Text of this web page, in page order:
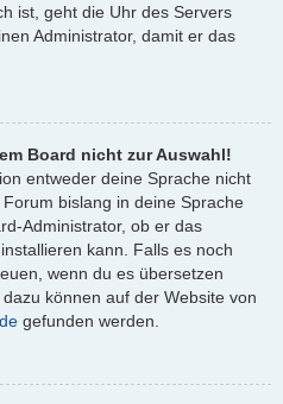
ist, geht die Uhr des Servers
Administrator, damit er das
Board nicht zur Auswahl!
entweder deine Sprache nicht
bislang in deine Sprache
Administrator, ob er das
kann. Falls es noch
wenn du es übersetzen
können auf der Website von
gefunden werden.